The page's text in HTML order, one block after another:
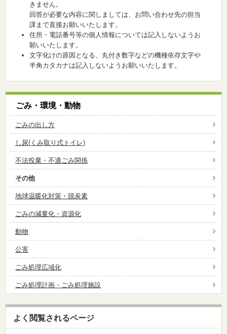
きません。
回答が必要な内容に関しましては、お問い合わせ先の担当
課まで直接お願いいたします。
住所・電話番号等の個人情報については記入しないようお
願いいたします。
文字化けの原因となる、丸付き数字などの機種依存文字や
半角カタカナは記入しないようお願いいたします。
ごみ・環境・動物
ごみの出し方
し尿(くみ取り式トイレ)
不法投棄・不適ごみ関係
その他
地球温暖化対策・脱炭素
ごみの減量化・資源化
動物
公害
ごみ処理広域化
ごみ処理計画・ごみ処理施設
よく閲覧されるページ